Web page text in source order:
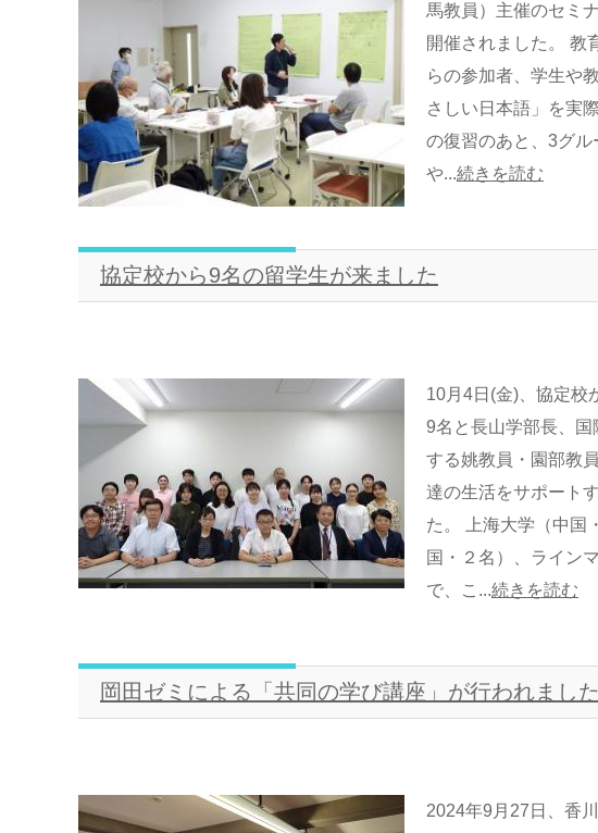
馬教員）主催のセミ
開催されました。 教
らの参加者、学生や
さしい日本語」を実
の復習のあと、3グ
や...続きを読む
協定校から9名の留学生が来ました
10月4日(金)、協定校
9名と長山学部長、
する姚教員・園部教
達の生活をサポート
た。 上海大学（中国
国・２名）、ライン
で、こ...続きを読む
岡田ゼミによる「共同の学び講座」が行われました
2024年9月27日、香